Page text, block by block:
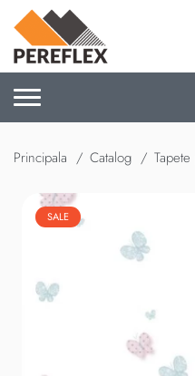
Principala Catalog
SALE